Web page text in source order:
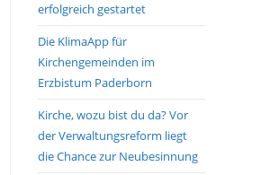
erfolgreich gestartet
Die KlimaApp für
Kirchengemeinden im
Erzbistum Paderborn
Kirche, wozu bist du da? Vor
der Verwaltungsreform liegt
die Chance zur Neubesinnung